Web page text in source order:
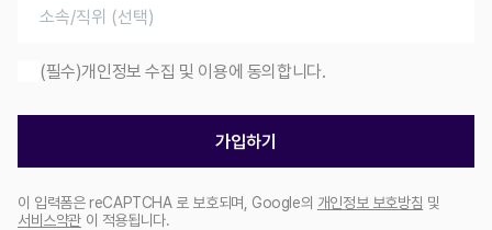
(필수)개인정보 수집 및 이용에 동의합니다.
가입하기
이 입력폼은 reCAPTCHA 로 보호되며, Google의 개인정보 보호방침 및
서비스약관 이 적용됩니다.